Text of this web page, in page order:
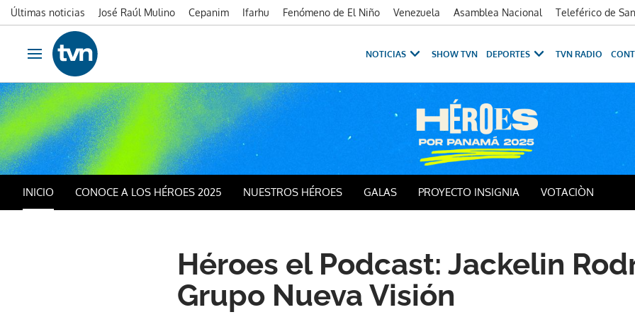
Últimas noticias José Raúl Mulino Cepanim Ifarhu Fenómeno de El Niño Venezuela Asamblea Nacional Teleférico de
Ir al contenido
Obrir navegació
NOTICIAS SHOW TVN DEPORTES TVN RADIO
INICIO CONOCE A LOS HÉROES 2025 NUESTROS HÉROES GALAS PROYECTO INSIGNIA VOTACIÒN
Héroes el Podcast: Jackelin
Grupo Nueva Visión